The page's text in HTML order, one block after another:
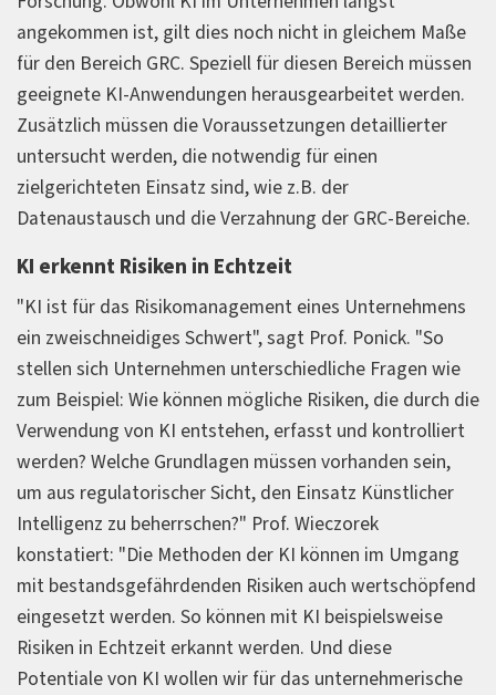
angekommen ist, gilt dies noch nicht in gleichem Maße
für den Bereich GRC. Speziell für diesen Bereich müssen
geeignete KI-Anwendungen herausgearbeitet werden.
Zusätzlich müssen die Voraussetzungen detaillierter
untersucht werden, die notwendig für einen
zielgerichteten Einsatz sind, wie z.B. der
Datenaustausch und die Verzahnung der GRC-Bereiche.
KI erkennt Risiken in Echtzeit
"KI ist für das Risikomanagement eines Unternehmens
ein zweischneidiges Schwert", sagt Prof. Ponick. "So
stellen sich Unternehmen unterschiedliche Fragen wie
zum Beispiel: Wie können mögliche Risiken, die durch die
Verwendung von KI entstehen, erfasst und kontrolliert
werden? Welche Grundlagen müssen vorhanden sein,
um aus regulatorischer Sicht, den Einsatz Künstlicher
Intelligenz zu beherrschen?" Prof. Wieczorek
konstatiert: "Die Methoden der KI können im Umgang
mit bestandsgefährdenden Risiken auch wertschöpfend
eingesetzt werden. So können mit KI beispielsweise
Risiken in Echtzeit erkannt werden. Und diese
Potentiale von KI wollen wir für das unternehmerische